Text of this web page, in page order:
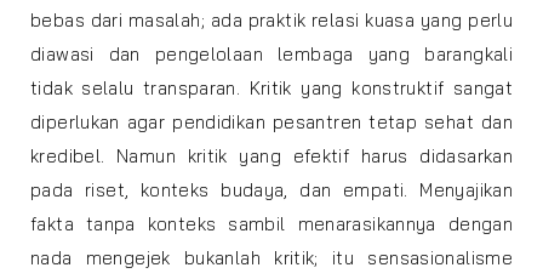
bebas dari masalah; ada praktik relasi kuasa yang perlu
diawasi dan pengelolaan lembaga yang barangkali
tidak selalu transparan. Kritik yang konstruktif sangat
diperlukan agar pendidikan pesantren tetap sehat dan
kredibel. Namun kritik yang efektif harus didasarkan
pada riset, konteks budaya, dan empati. Menyajikan
fakta tanpa konteks sambil menarasikannya dengan
nada mengejek bukanlah kritik; itu sensasionalisme